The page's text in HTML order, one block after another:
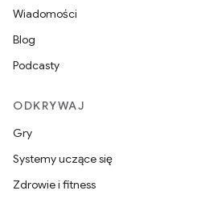
Wiadomości
Blog
Podcasty
ODKRYWAJ
Gry
Systemy uczące się
Zdrowie i fitness